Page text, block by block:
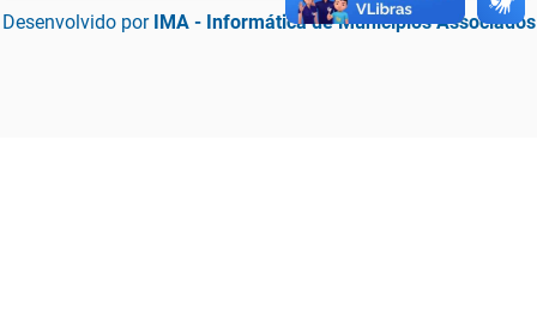
Desenvolvido por IMA - Informática de Municípios Associados